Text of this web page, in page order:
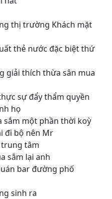
thị trường Khách mặt
thẻ nước đặc biệt thứ
giải thích thừa sân mua
sự đẩy thẩm quyền
họ
sắm một phần thời koỳ
đi bộ nên Mr
tâm
sắm lại anh
bar đường phố
sinh ra